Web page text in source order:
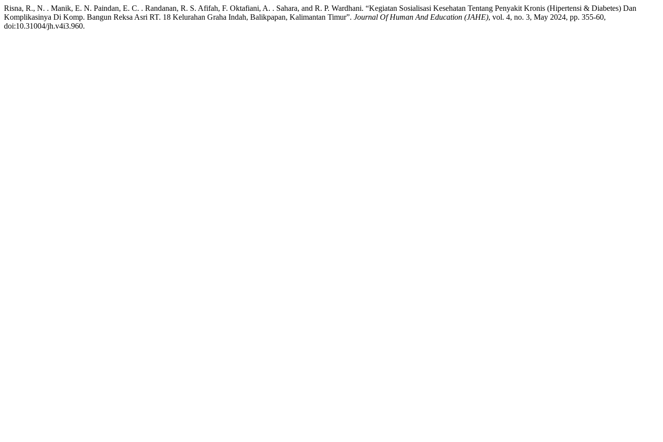
Risna, R., N. . Manik, E. N. Paindan, E. C. . Randanan, R. S. Afifah, F. Oktafiani, A. . Sahara, and R. P. Wardhani. “Kegiatan Sosialisasi Kesehatan Tentang Penyakit Kronis (Hipertensi & Diabetes) Dan
Komplikasinya Di Komp. Bangun Reksa Asri RT. 18 Kelurahan Graha Indah, Balikpapan, Kalimantan Timur”. Journal Of Human And Education (JAHE), vol. 4, no. 3, May 2024, pp. 355-60,
doi:10.31004/jh.v4i3.960.